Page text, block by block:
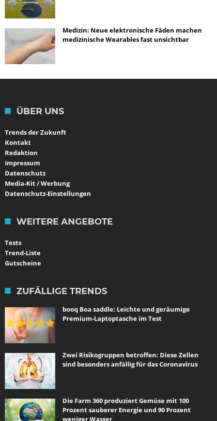
Medizin: Neue elektronische Fäden machen
medizinische Wearables fast unsichtbar
ÜBER UNS
Trends der Zukunft
Kontakt
Redaktion
Impressum
Datenschutz
Media-Kit / Werbung
Datenschutz-Einstellungen
WEITERE ANGEBOTE
Tests
Trend-Liste
Gutscheine
ZUFÄLLIGE TRENDS
booq Boa saddle: Leichte und geräumige
Premium-Laptoptasche im Test
Zwei Risikogruppen betroffen: Diese Zellen
sind besonders anfällig für das Coronavirus
Die Farm 360 produziert Gemüse mit 100
Prozent sauberer Energie und 90 Prozent
weniger Wasser